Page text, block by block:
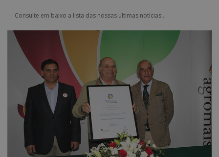
Consulte em baixo a lista das nossas últimas notícias...